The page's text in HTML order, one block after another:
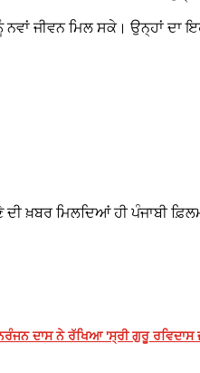
ਨਵਾਂ ਜੀਵਨ ਮਿਲ ਸਕੇ। ਉਨ੍ਹਾਂ ਦਾ
ਖ਼ਬਰ ਮਿਲਦਿਆਂ ਹੀ ਪੰਜਾਬੀ
ਦਾਸ ਨੇ ਰੱਖਿਆ 'ਸ੍ਰੀ ਗੁਰੂ ਰਵਿਦਾਸ